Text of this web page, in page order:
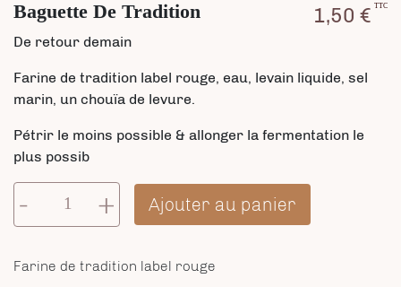
Baguette De Tradition 1,50 € TTC
De retour demain
Farine de tradition label rouge, eau, levain liquide, sel
marin, un chouïa de levure.
Pétrir le moins possible & allonger la fermentation le
plus possib
- + Ajouter au panier
Farine de tradition label rouge